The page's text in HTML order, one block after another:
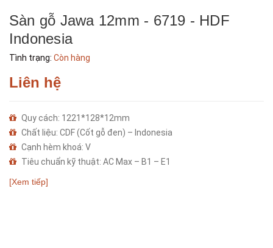
Sàn gỗ Jawa 12mm - 6719 - HDF
Indonesia
Tình trạng: Còn hàng
Liên hệ
Quy cách: 1221*128*12mm
Chất liệu: CDF (Cốt gỗ đen) – Indonesia
Cạnh hèm khoá: V
Tiêu chuẩn kỹ thuật: AC Max – B1 – E1
Bảo hành nhà sản xuất: 25 năm
[Xem tiếp]